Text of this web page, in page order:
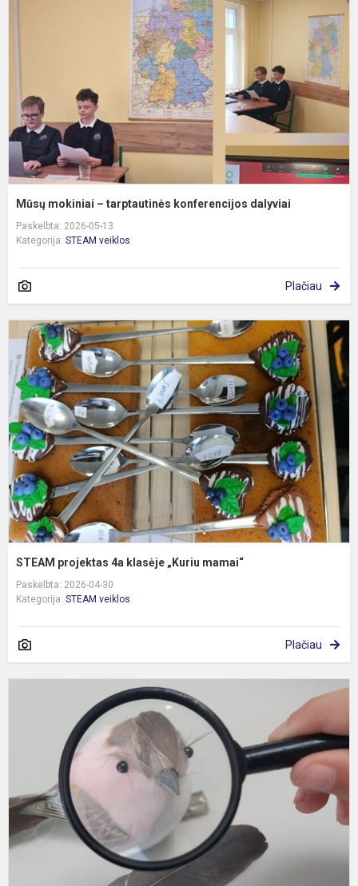
Mūsų mokiniai – tarptautinės konferencijos dalyviai
Paskelbta: 2026-05-13
Kategorija: STEAM veiklos
Plačiau
STEAM projektas 4a klasėje „Kuriu mamai“
Paskelbta: 2026-04-30
Kategorija: STEAM veiklos
Plačiau